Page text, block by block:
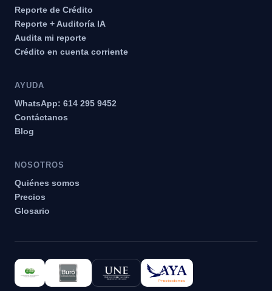
Reporte de Crédito
Reporte + Auditoría IA
Audita mi reporte
Crédito en cuenta corriente
AYUDA
WhatsApp: 614 295 9452
Contáctanos
Blog
NOSOTROS
Quiénes somos
Precios
Glosario